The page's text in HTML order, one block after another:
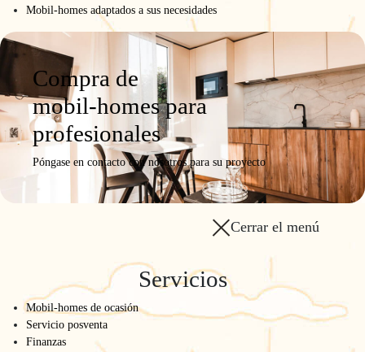
Mobil-homes adaptados a sus necesidades
Compra de
mobil-homes para
profesionales
Póngase en contacto con nosotros para su proyecto
Cerrar el menú
Servicios
Mobil-homes de ocasión
Servicio posventa
Finanzas